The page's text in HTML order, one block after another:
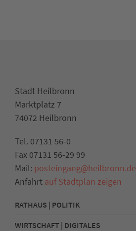
Stadt Heilbronn
Marktplatz 7
74072 Heilbronn
Tel. 07131 56-0
Fax 07131 56-29 99
Mail: posteingang@heilbronn.de
Anfahrt auf Stadtplan zeigen
RATHAUS | POLITIK
WIRTSCHAFT | DIGITALES